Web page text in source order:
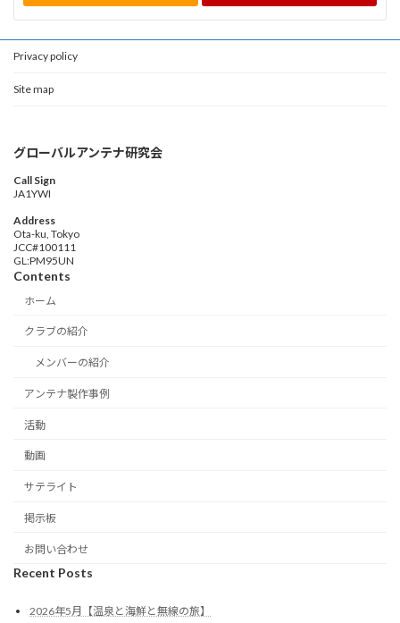
Privacy policy
Site map
グローバルアンテナ研究会
Call Sign
JA1YWI
Address
Ota-ku, Tokyo
JCC#100111
GL:PM95UN
Contents
ホーム
クラブの紹介
メンバーの紹介
アンテナ製作事例
活動
動画
サテライト
掲示板
お問い合わせ
Recent Posts
2026年5月【温泉と海鮮と無線の旅】